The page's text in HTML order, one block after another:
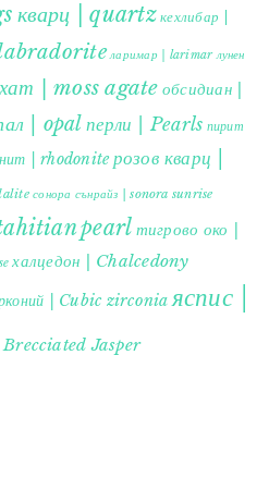
кварц | quartzкехлибар |
ларимар | larimar лунен
| moss agate обсидиан |
| opalперли | Pearls пирит |
| rhodonite розов кварц |
сонора сънрайз | sonora sunrise
tahitian pearl тигрово око |
халцедон | Chalcedony
| Cubic zirconia яспис |
Brecciated Jasper